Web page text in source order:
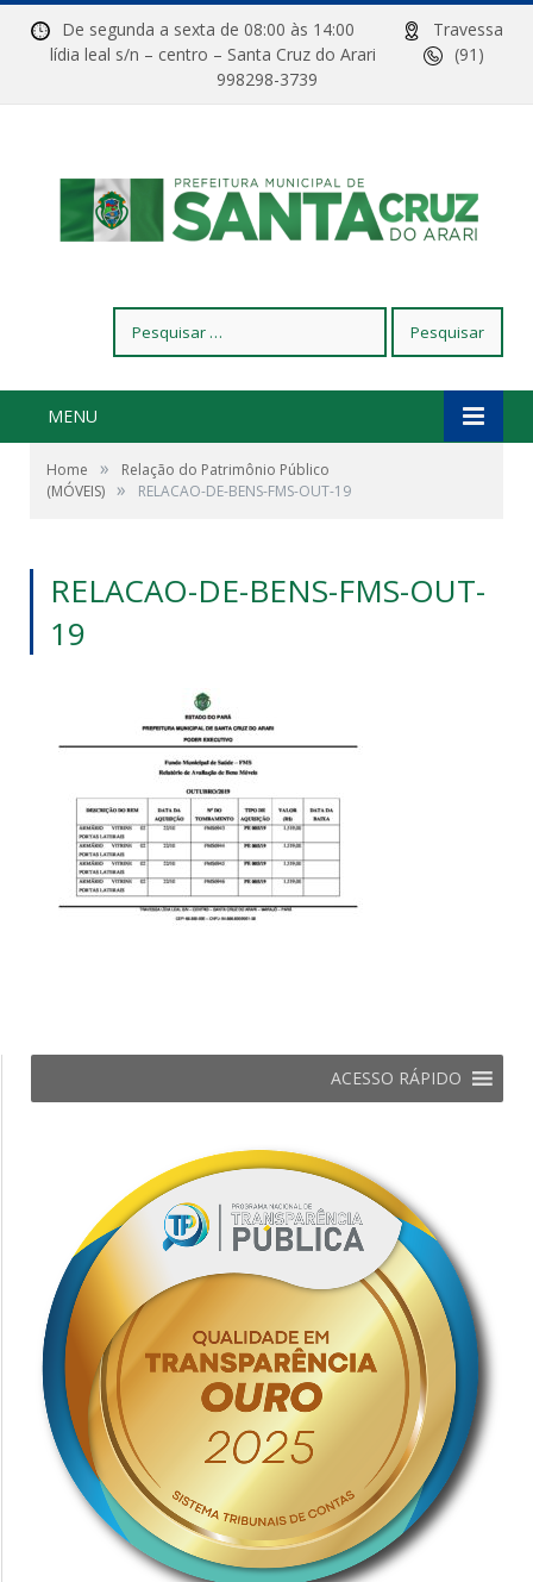
De segunda a sexta de 08:00 às 14:00
Travessa
lídia leal s/n – centro – Santa Cruz do Arari
(91)
998298-3739
por:
MENU
Home »
Relação do Patrimônio Público
(MÓVEIS) » RELACAO-DE-BENS-FMS-OUT-19
RELACAO-DE-BENS-FMS-OUT-
19
ACESSO RÁPIDO